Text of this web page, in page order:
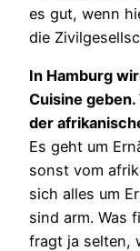
es gut, wenn
die
In Hamburg
Cuisine
der
Es geht um
sonst vom
sich alles um
sind arm. Was
fragt ja selten,